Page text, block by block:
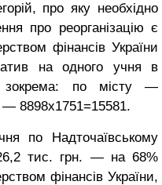
про яку необхідно
про реорганізацію є
фінансів України
на одного учня в
зокрема: по місту —
— 8898х1751=15581.
по Надточаївському
тис. грн. — на 68%
фінансів України,